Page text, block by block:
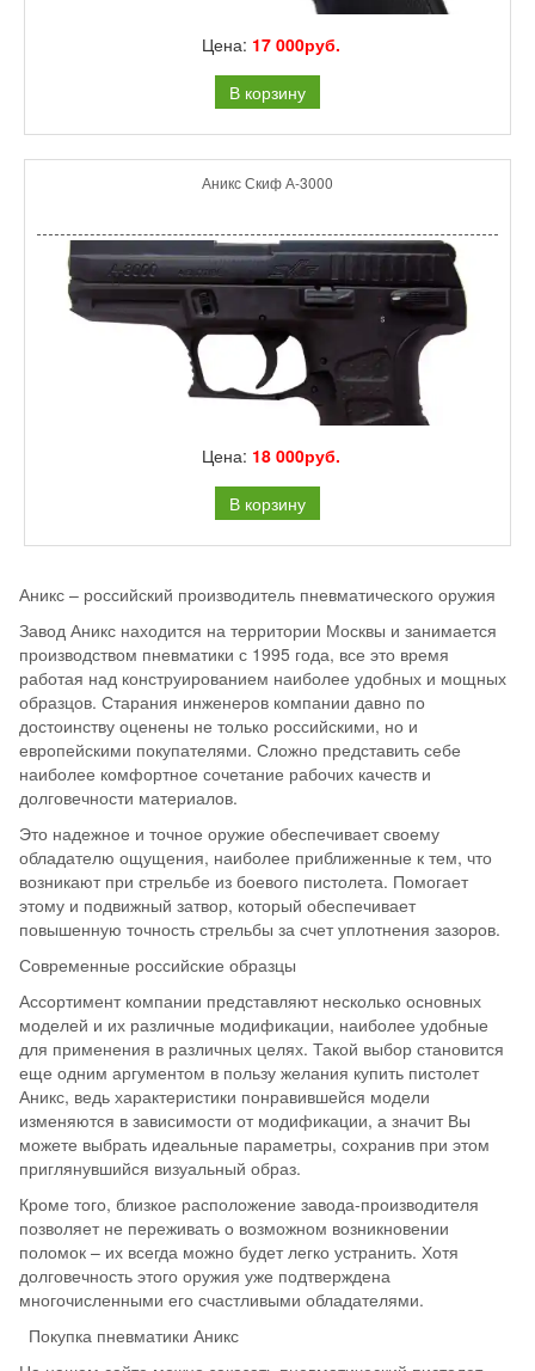
Цена: 17 000руб.
В корзину
Аникс Скиф А-3000
Цена: 18 000руб.
В корзину
Аникс – российский производитель пневматического оружия
Завод Аникс находится на территории Москвы и занимается
производством пневматики с 1995 года, все это время
работая над конструированием наиболее удобных и мощных
образцов. Старания инженеров компании давно по
достоинству оценены не только российскими, но и
европейскими покупателями. Сложно представить себе
наиболее комфортное сочетание рабочих качеств и
долговечности материалов.
Это надежное и точное оружие обеспечивает своему
обладателю ощущения, наиболее приближенные к тем, что
возникают при стрельбе из боевого пистолета. Помогает
этому и подвижный затвор, который обеспечивает
повышенную точность стрельбы за счет уплотнения зазоров.
Современные российские образцы
Ассортимент компании представляют несколько основных
моделей и их различные модификации, наиболее удобные
для применения в различных целях. Такой выбор становится
еще одним аргументом в пользу желания купить пистолет
Аникс, ведь характеристики понравившейся модели
изменяются в зависимости от модификации, а значит Вы
можете выбрать идеальные параметры, сохранив при этом
приглянувшийся визуальный образ.
Кроме того, близкое расположение завода-производителя
позволяет не переживать о возможном возникновении
поломок – их всегда можно будет легко устранить. Хотя
долговечность этого оружия уже подтверждена
многочисленными его счастливыми обладателями.
Покупка пневматики Аникс